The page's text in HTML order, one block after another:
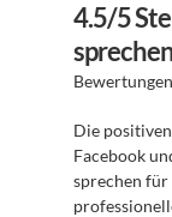
4.5/5
Die
Facebook
sprechen für